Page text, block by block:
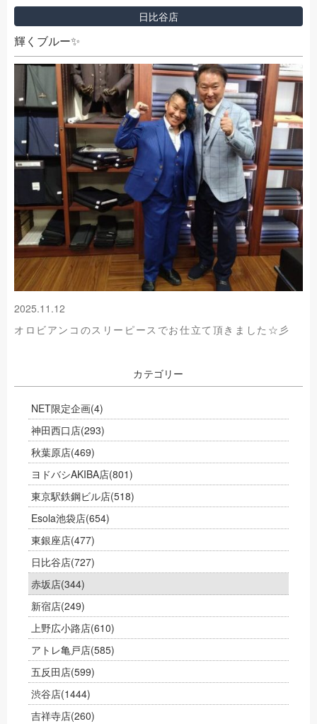
日比谷店
輝くブルー✨
2025.11.12
オロビアンコのスリーピースでお仕立て頂きました☆彡
カテゴリー
NET限定企画(4)
神田西口店(293)
秋葉原店(469)
ヨドバシAKIBA店(801)
東京駅鉄鋼ビル店(518)
Esola池袋店(654)
東銀座店(477)
日比谷店(727)
赤坂店(344)
新宿店(249)
上野広小路店(610)
アトレ亀戸店(585)
五反田店(599)
渋谷店(1444)
吉祥寺店(260)